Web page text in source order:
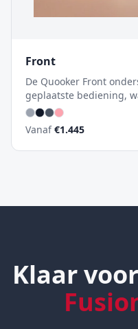
Front
De Quooker Front
geplaatste bediening,
en je hand weg houdt
water. Ideaal voor
gebruiksgemak
Vanaf€1.445
Klaar